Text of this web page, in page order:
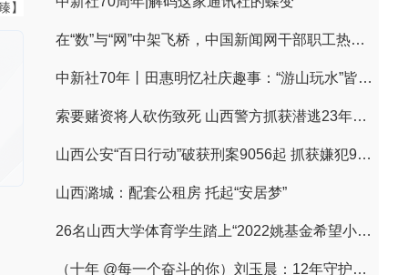
】
在“数”与“网”中架飞桥，中国新闻网干部职工热议习近平贺信
中新社70年丨田惠明忆社庆趣事：“游山玩水”皆文章
索要赌资将人砍伤致死 山西警方抓获潜逃23年命案逃犯
山西公安“百日行动”破获刑案9056起 抓获嫌犯9497人
山西潞城：配套公租房 托起“安居梦”
26名山西大学体育学生踏上“2022姚基金希望小学篮球季”支教之路
（十年 @每一个奋斗的你）刘玉晨：12年守护一条路的平安“摆渡人”